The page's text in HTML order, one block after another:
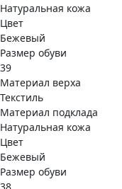
Натуральная кожа
Цвет
Бежевый
Размер обуви
39
Материал верха
Текстиль
Материал подклада
Натуральная кожа
Цвет
Бежевый
Размер обуви